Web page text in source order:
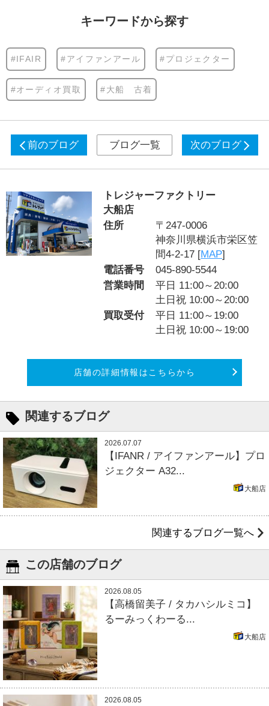
キーワードから探す
#IFAIR #アイファンアール #プロジェクター
#オーディオ買取 #大船 古着
前のブログ ブログ一覧 次のブログ
トレジャーファクトリー
大船店
住所
〒247-0006
神奈川県横浜市栄区笠
間4-2-17 [MAP]
電話番号
045-890-5544
営業時間
平日 11:00～20:00
土日祝 10:00～20:00
買取受付
平日 11:00～19:00
土日祝 10:00～19:00
店舗の詳細情報はこちらから
関連するブログ
2026.07.07
【IFANR / アイファンアール】プロ
ジェクター A32...
大船店
関連するブログ一覧へ
この店舗のブログ
2026.08.05
【高橋留美子 / タカハシルミコ】
るーみっくわーる...
大船店
2026.08.05